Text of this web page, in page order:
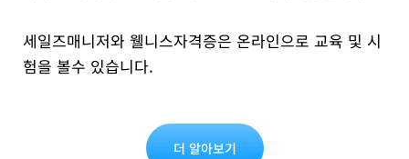
세일즈매니저와 웰니스자격증은 온라인으로 교육 및 시
험을 볼수 있습니다.
더 알아보기